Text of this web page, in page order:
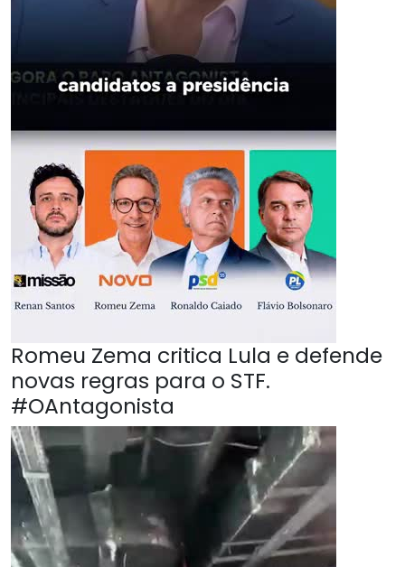
Romeu Zema critica Lula e defende
novas regras para o STF.
#OAntagonista